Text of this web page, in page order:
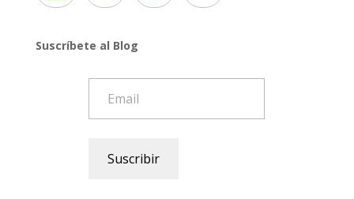
Suscríbete al Blog
Suscribir